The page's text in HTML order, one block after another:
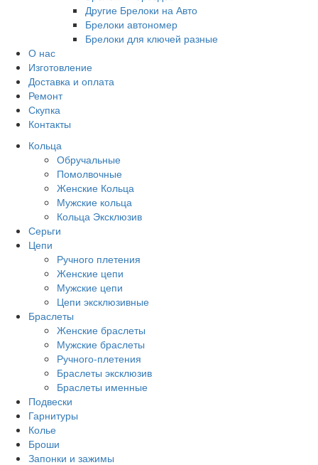
Другие Брелоки на Авто
Брелоки автономер
Брелоки для ключей разные
О нас
Изготовление
Доставка и оплата
Ремонт
Скупка
Контакты
Кольца
Обручальные
Помолвочные
Женские Кольца
Мужские кольца
Кольца Эксклюзив
Серьги
Цепи
Ручного плетения
Женские цепи
Мужские цепи
Цепи эксклюзивные
Браслеты
Женские браслеты
Мужские браслеты
Ручного-плетения
Браслеты эксклюзив
Браслеты именные
Подвески
Гарнитуры
Колье
Броши
Запонки и зажимы